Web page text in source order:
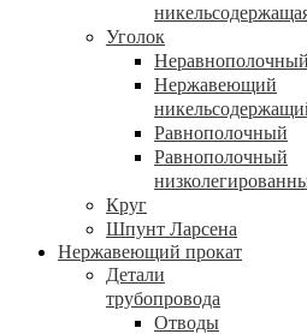
Уголок
Неравнополочный
Нержавеющий
Равнополочный
Равнополочный
Круг
Шпунт Ларсена
Нержавеющий прокат
Детали
трубопровода
Отводы